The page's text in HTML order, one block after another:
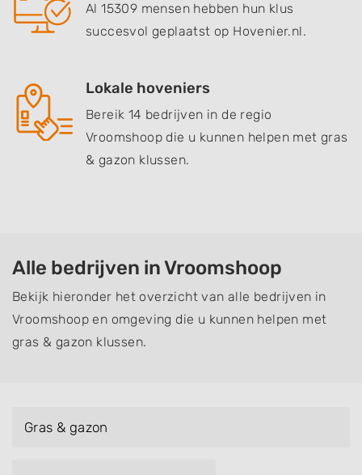
Al 15309 mensen hebben hun klus
succesvol geplaatst op Hovenier.nl.
Lokale hoveniers
Bereik 14 bedrijven in de regio
Vroomshoop die u kunnen helpen met gras
& gazon klussen.
Alle bedrijven in Vroomshoop
Bekijk hieronder het overzicht van alle bedrijven in
Vroomshoop en omgeving die u kunnen helpen met
gras & gazon klussen.
Gras & gazon